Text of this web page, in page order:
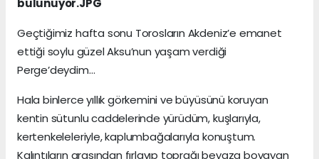
Geçtiğimiz hafta sonu Torosların Akdeniz’e emanet
ettiği soylu güzel Aksu’nun yaşam verdiği
Perge’deydim…
Hala binlerce yıllık görkemini ve büyüsünü koruyan
kentin sütunlu caddelerinde yürüdüm, kuşlarıyla,
kertenkeleleriyle, kaplumbağalarıyla konuştum.
Kalıntıların arasından fırlayıp toprağı beyaza boyayan